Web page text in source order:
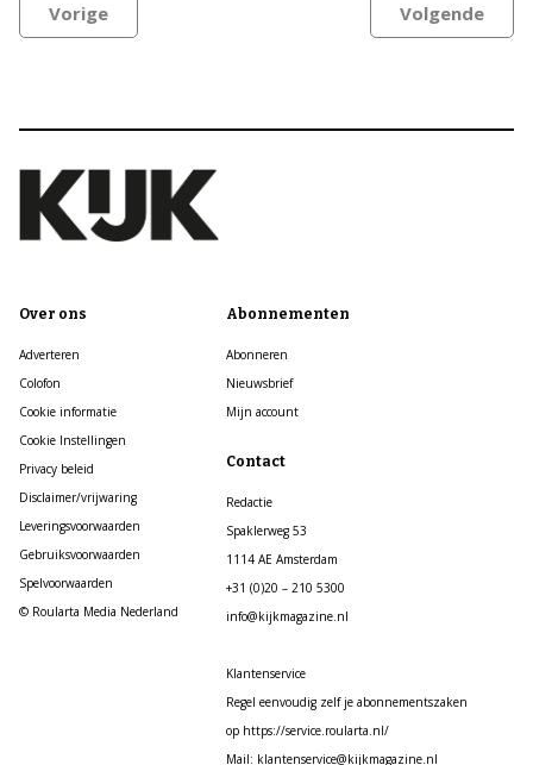
Vorige Volgende
Over ons
Adverteren
Colofon
Cookie informatie
Cookie Instellingen
Privacy beleid
Disclaimer/vrijwaring
Leveringsvoorwaarden
Gebruiksvoorwaarden
Spelvoorwaarden
© Roularta Media Nederland
Abonnementen
Abonneren
Nieuwsbrief
Mijn account
Contact
Redactie
Spaklerweg 53
1114 AE Amsterdam
+31 (0)20 – 210 5300
info@kijkmagazine.nl
Klantenservice
Regel eenvoudig zelf je abonnementszaken
op https://service.roularta.nl/
Mail: klantenservice@kijkmagazine.nl